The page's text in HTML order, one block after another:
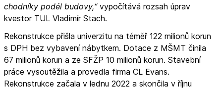
chodníky podél budovy,“vypočítává rozsah úprav
kvestor TUL Vladimír Stach.
Rekonstrukce přišla univerzitu na téměř 122 milionů korun
s DPH bez vybavení nábytkem. Dotace z MŠMT činila
67 milionů korun a ze SFŽP 10 milionů korun. Stavební
práce vysoutěžila a provedla firma CL Evans.
Rekonstrukce začala v lednu 2022 a skončila v říjnu